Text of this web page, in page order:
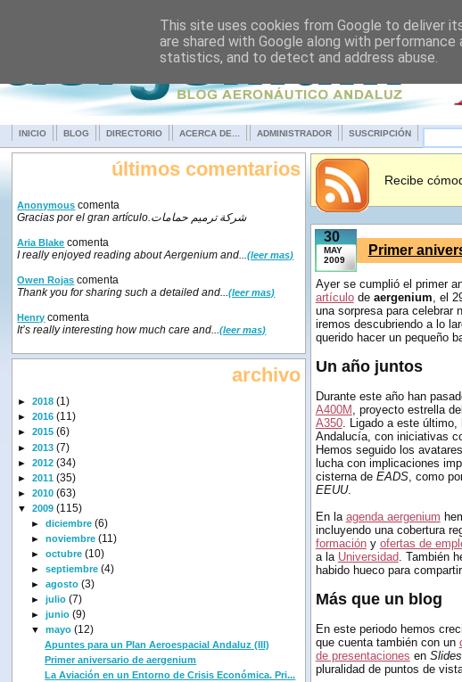
INICIO BLOG DIRECTORIO ACERCA DE... ADMINISTRADOR SUSCRIPCIÓN
últimos comentarios
Anonymous comenta
Gracias por el gran artículo.شركة ترميم حمامات
Aria Blake comenta
I really enjoyed reading about Aergenium and...(leer mas)
Owen Rojas comenta
Thank you for sharing such a detailed and...(leer mas)
Henry comenta
It’s really interesting how much care and...(leer mas)
archivo
►2018 (1)
►2016 (11)
►2015 (6)
►2013 (7)
►2012 (34)
►2011 (35)
►2010 (63)
▼2009 (115)
►diciembre (6)
►noviembre (11)
►octubre (10)
►septiembre (4)
►agosto (3)
►julio (7)
►junio (9)
▼mayo (12)
Apuntes para un Plan Aeroespacial Andaluz (III)
Primer aniversario de aergenium
La Aviación en un Entorno de Crisis Económica. Pri...
Recibe
30
MAY
2009
Primer
Ayer se cumplió el primer
artículode aergenium, el
una sorpresa para celebrar
iremos descubriendo a lo
querido hacer un pequeño
Un año juntos
Durante este año han
A400M , proyecto estrella
A350. Ligado a este último,
Andalucía, con iniciativas
Hemos seguido los
lucha con implicaciones
cisterna de EADS, como
EEUU.
En la agenda aergenium
incluyendo una cobertura
formacióny ofertas de
a la Universidad. También
habido hueco para compartir
Más que un blog
En este periodo hemos
que cuenta también con un
de presentaciones en
pluralidad de puntos de
This site uses cookies from Google to deliver
are shared with Google along with
statistics, and to detect and address abuse.